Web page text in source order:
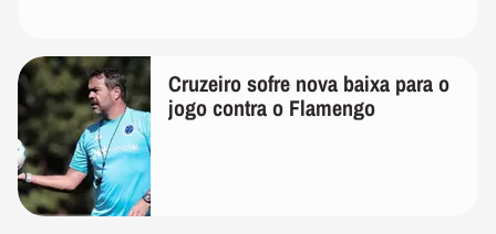
Cruzeiro sofre nova baixa para o
jogo contra o Flamengo